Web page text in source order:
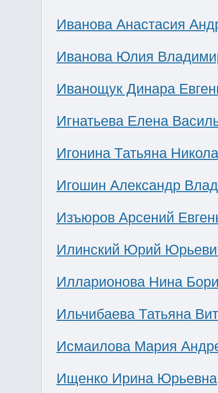
Иванова Анастасия
Иванова Юлия
Иванощук Динара
Игнатьева Елена
Игонина Татьяна
Игошин Александр
Изъюров Арсений
Илинский Юрий
Илларионова Нина
Ильчибаева Татьяна
Исмаилова Мария
Ищенко Ирина Юрьевна